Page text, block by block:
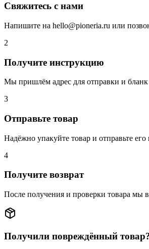
Свяжитесь с нами
Напишите на hello@pioneria.ru или
2
Получите инструкцию
Мы пришлём адрес для отправки и бланк
3
Отправьте товар
Надёжно упакуйте товар и отправьте
4
Получите возврат
После получения и проверки товара мы
Получили повреждённый